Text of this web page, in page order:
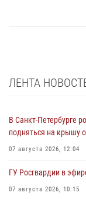
ЛЕНТА
В Санкт-Петербурге
подняться на крышу
07 августа 2026, 12:04
ГУ Росгвардии в
07 августа 2026, 10:15